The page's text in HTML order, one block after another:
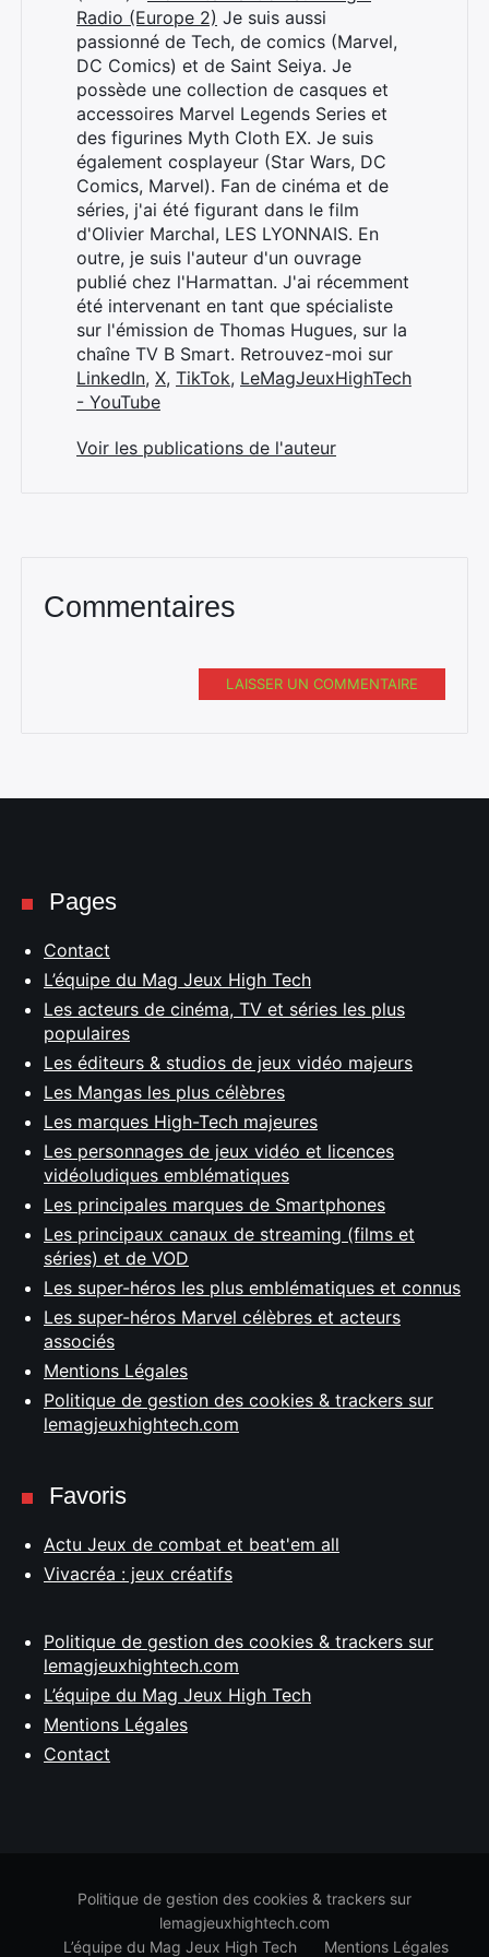
Radio (Europe 2) Je suis aussi
passionné de Tech, de comics (Marvel,
DC Comics) et de Saint Seiya. Je
possède une collection de casques et
accessoires Marvel Legends Series et
des figurines Myth Cloth EX. Je suis
également cosplayeur (Star Wars, DC
Comics, Marvel). Fan de cinéma et de
séries, j'ai été figurant dans le film
d'Olivier Marchal, LES LYONNAIS. En
outre, je suis l'auteur d'un ouvrage
publié chez l'Harmattan. J'ai récemment
été intervenant en tant que spécialiste
sur l'émission de Thomas Hugues, sur la
chaîne TV B Smart. Retrouvez-moi sur
LinkedIn, X, TikTok, LeMagJeuxHighTech
- YouTube
Voir les publications de l'auteur
Commentaires
LAISSER UN COMMENTAIRE
Pages
Contact
L’équipe du Mag Jeux High Tech
Les acteurs de cinéma, TV et séries les plus
populaires
Les éditeurs & studios de jeux vidéo majeurs
Les Mangas les plus célèbres
Les marques High-Tech majeures
Les personnages de jeux vidéo et licences
vidéoludiques emblématiques
Les principales marques de Smartphones
Les principaux canaux de streaming (films et
séries) et de VOD
Les super-héros les plus emblématiques et connus
Les super-héros Marvel célèbres et acteurs
associés
Mentions Légales
Politique de gestion des cookies & trackers sur
lemagjeuxhightech.com
Favoris
Actu Jeux de combat et beat'em all
Vivacréa : jeux créatifs
Politique de gestion des cookies & trackers sur
lemagjeuxhightech.com
L’équipe du Mag Jeux High Tech
Mentions Légales
Contact
Politique de gestion des cookies & trackers sur
lemagjeuxhightech.com
L’équipe du Mag Jeux High Tech
Mentions Légales
Rechercher
: